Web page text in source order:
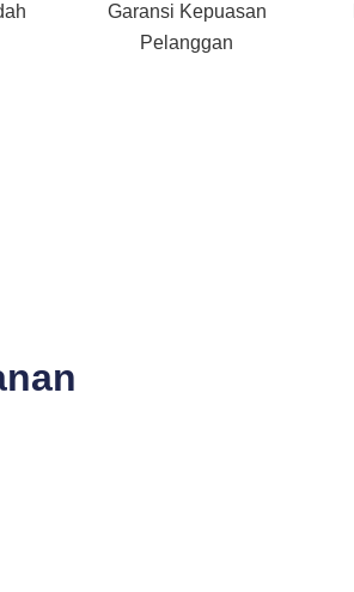
Garansi Kepuasan
Pelanggan